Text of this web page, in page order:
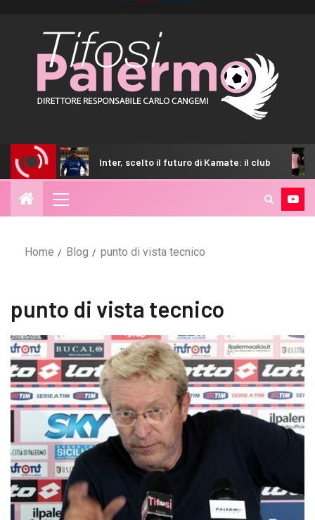
Inter, scelto il futuro di Kamate: il club
Home Blog punto di vista tecnico
punto di vista tecnico